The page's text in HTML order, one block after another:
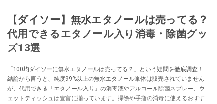
【ダイソー】無水エタノールは売ってる？
代用できるエタノール入り消毒・除菌グッ
ズ13選
「100均ダイソーに無水エタノールは売ってる？」という疑問を徹底調査！
結論から言うと、純度99%以上の無水エタノール単体は販売されていません
が、代用できる「エタノール入り」の消毒液やアルコール除菌スプレー、ウ
ェットティッシュは豊富に揃っています。掃除や手指の消毒に使えるおすす